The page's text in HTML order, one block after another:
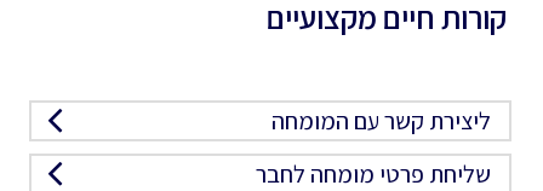
קורות חיים מקצועיים
ליצירת קשר עם המומחה
שליחת פרטי מומחה לחבר